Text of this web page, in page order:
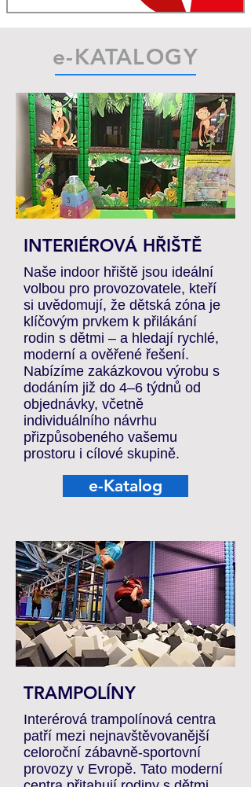
e-KATALOGY
INTERIÉROVÁ HŘIŠTĚ
Naše indoor hřiště jsou ideální
volbou pro provozovatele, kteří
si uvědomují, že dětská zóna je
klíčovým prvkem k přilákání
rodin s dětmi – a hledají rychlé,
moderní a ověřené řešení.
Nabízíme zakázkovou výrobu s
dodáním již do 4–6 týdnů od
objednávky, včetně
individuálního návrhu
přizpůsobeného vašemu
prostoru i cílové skupině.
e-Katalog
TRAMPOLÍNY
Interérová trampolínová centra
patří mezi nejnavštěvovanější
celoroční zábavně-sportovní
provozy v Evropě. Tato moderní